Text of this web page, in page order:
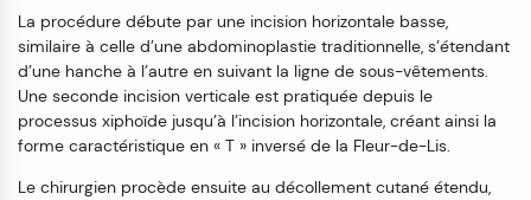
La procédure débute par une incision horizontale basse,
similaire à celle d’une abdominoplastie traditionnelle, s’étendant
d’une hanche à l’autre en suivant la ligne de sous-vêtements.
Une seconde incision verticale est pratiquée depuis le
processus xiphoïde jusqu’à l’incision horizontale, créant ainsi la
forme caractéristique en « T » inversé de la Fleur-de-Lis.
Le chirurgien procède ensuite au décollement cutané étendu,